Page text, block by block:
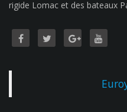
rigide Lomac et des bateaux